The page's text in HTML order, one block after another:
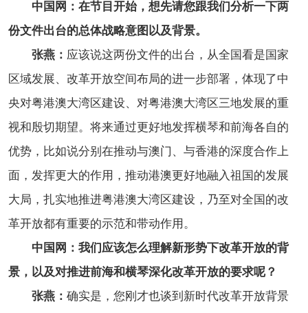
中国网：在节目开始，想先请您跟我们分析一下两
份文件出台的总体战略意图以及背景。
张燕： 应该说这两份文件的出台，从全国看是国家
区域发展、改革开放空间布局的进一步部署，体现了中
央对粤港澳大湾区建设、对粤港澳大湾区三地发展的重
视和殷切期望。将来通过更好地发挥横琴和前海各自的
优势，比如说分别在推动与澳门、与香港的深度合作上
面，发挥更大的作用，推动港澳更好地融入祖国的发展
大局，扎实地推进粤港澳大湾区建设，乃至对全国的改
革开放都有重要的示范和带动作用。
中国网：我们应该怎么理解新形势下改革开放的背
景，以及对推进前海和横琴深化改革开放的要求呢？
张燕： 确实是，您刚才也谈到新时代改革开放背景